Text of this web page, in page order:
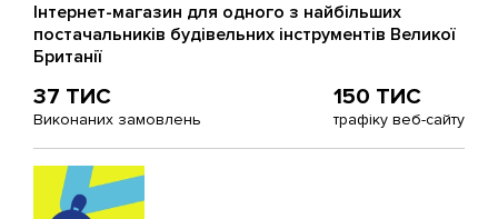
Інтернет-магазин для одного з найбільших
постачальників будівельних інструментів Великої
Британії
37 ТИС
Виконаних замовлень
150 ТИС
трафіку веб-сайту